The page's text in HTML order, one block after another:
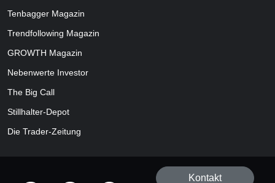
Tenbagger Magazin
Trendfollowing Magazin
GROWTH Magazin
Nebenwerte Investor
The Big Call
Stillhalter-Depot
Die Trader-Zeitung
Kontakt